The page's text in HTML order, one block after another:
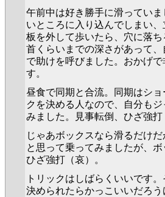
午前中は好き勝手に滑ってい
いところに入り込んでしまい
板を外して歩いたら、穴に落ち
首くらいまでの深さがあって
で助けを呼びました。おかげ
す。
昼食で同期と合流。同期はシ
クを決める人なので、自分も
みました。見事転倒、ひざ強打
じゃあボックスなら滑るだけだ
と思って乗ってみましたが、ボ
ひざ強打（哀）。
トリックはしばらくいいです
決められたらかっこいいだろう